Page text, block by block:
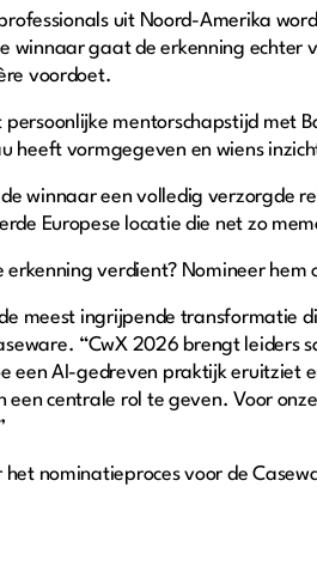
uit Noord-Amerika
winnaar gaat de erkenning echter
voordoet.
mentorschapstijd met
heeft vormgegeven en wiens
winnaar een volledig verzorgde
Europese locatie die net zo
erkenning verdient? Nomineer
meest ingrijpende transformatie
“CwX 2026 brengt
een AI-gedreven praktijk eruitziet
een centrale rol te geven. Voor
nominatieproces voor de